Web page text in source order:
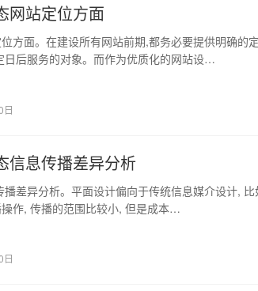
网站定位方面
面。在建设所有网站前期,都务必要提供明确的
日后服务的对象。而作为优质化的网站设…
日
信息传播差异分析
异分析。平面设计偏向于传统信息媒介设计, 比
作, 传播的范围比较小, 但是成本…
日